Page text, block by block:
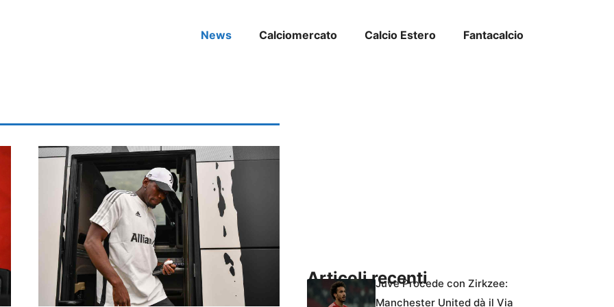
News Calciomercato Calcio Estero Fantacalcio
Articoli recentiJuve Procede con Zirkzee:
Manchester United dà il Via